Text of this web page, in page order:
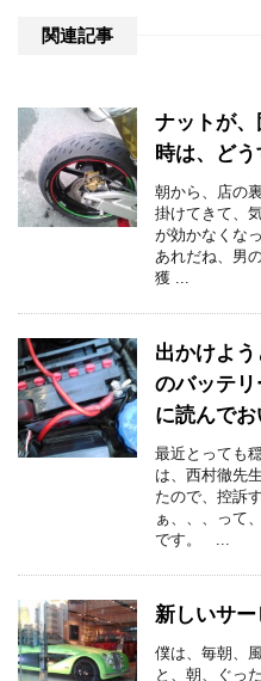
関連記事
ナットが
時は、どう
朝から、店の
掛けてきて、
が効かなくな
あれだね、男
獲 ...
出かけよう
のバッテ
に読んでお
最近とっても
は、西村徹先
たので、控訴
ぁ、、、って
です。 ...
新しいサ
僕は、毎朝、
と、朝、ぐっ